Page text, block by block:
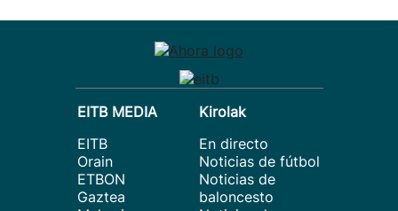
EITB MEDIA
EITB
Orain
ETBON
Gaztea
Kirolak
En directo
Noticias de fútbol
Noticias de
baloncesto